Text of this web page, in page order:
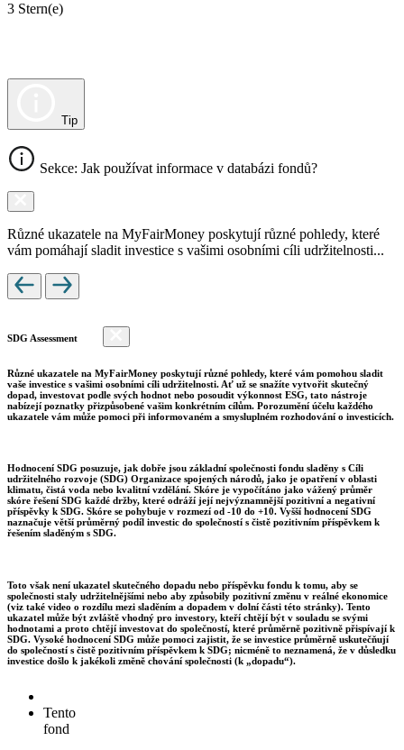
3 Stern(e)
Tip
Sekce: Jak používat informace v databázi fondů?
Různé ukazatele na MyFairMoney poskytují různé pohledy, které
vám pomáhají sladit investice s vašimi osobními cíli udržitelnosti...
SDG Assessment
Různé ukazatele na MyFairMoney poskytují různé pohledy, které vám pomohou sladit
vaše investice s vašimi osobními cíli udržitelnosti. Ať už se snažíte vytvořit skutečný
dopad, investovat podle svých hodnot nebo posoudit výkonnost ESG, tato nástroje
nabízejí poznatky přizpůsobené vašim konkrétním cílům. Porozumění účelu každého
ukazatele vám může pomoci při informovaném a smysluplném rozhodování o investicích.
Hodnocení SDG posuzuje, jak dobře jsou základní společnosti fondu sladěny s Cíli
udržitelného rozvoje (SDG) Organizace spojených národů, jako je opatření v oblasti
klimatu, čistá voda nebo kvalitní vzdělání. Skóre je vypočítáno jako vážený průměr
skóre řešení SDG každé držby, které odráží její nejvýznamnější pozitivní a negativní
příspěvky k SDG. Skóre se pohybuje v rozmezí od -10 do +10. Vyšší hodnocení SDG
naznačuje větší průměrný podíl investic do společností s čistě pozitivním příspěvkem k
řešením sladěným s SDG.
Toto však není ukazatel skutečného dopadu nebo příspěvku fondu k tomu, aby se
společnosti staly udržitelnějšími nebo aby způsobily pozitivní změnu v reálné ekonomice
(viz také video o rozdílu mezi sladěním a dopadem v dolní části této stránky). Tento
ukazatel může být zvláště vhodný pro investory, kteří chtějí být v souladu se svými
hodnotami a proto chtějí investovat do společností, které průměrně pozitivně přispívají k
SDG. Vysoké hodnocení SDG může pomoci zajistit, že se investice průměrně uskutečňují
do společností s čistě pozitivním příspěvkem k SDG; nicméně to neznamená, že v důsledku
investice došlo k jakékoli změně chování společnosti (k „dopadu“).
Tento
fond